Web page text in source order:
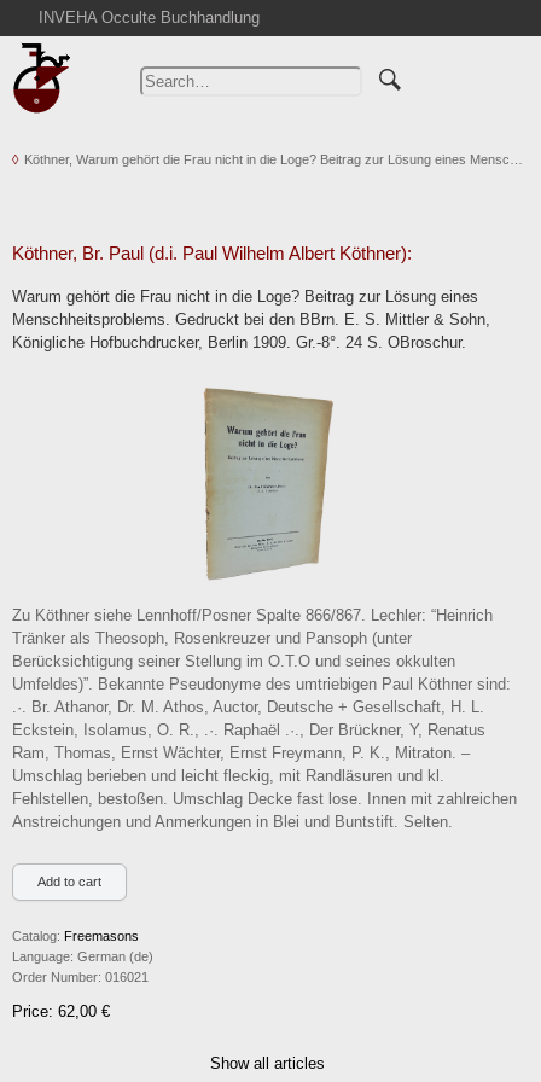
INVEHA Occulte Buchhandlung
Home
Advanced Search
Cart
Contact
Terms
Köthner, Warum gehört die Frau nicht in die Loge? Beitrag zur Lösung eines Mensc…
Köthner, Br. Paul (d.i. Paul Wilhelm Albert Köthner):
Warum gehört die Frau nicht in die Loge? Beitrag zur Lösung eines
Menschheitsproblems. Gedruckt bei den BBrn. E. S. Mittler & Sohn,
Königliche Hofbuchdrucker, Berlin 1909. Gr.-8°. 24 S. OBroschur.
Zu Köthner siehe Lennhoff/Posner Spalte 866/867. Lechler: “Heinrich
Tränker als Theosoph, Rosenkreuzer und Pansoph (unter
Berücksichtigung seiner Stellung im O.T.O und seines okkulten
Umfeldes)”. Bekannte Pseudonyme des umtriebigen Paul Köthner sind:
.·. Br. Athanor, Dr. M. Athos, Auctor, Deutsche + Gesellschaft, H. L.
Eckstein, Isolamus, O. R., .·. Raphaël .·., Der Brückner, Y, Renatus
Ram, Thomas, Ernst Wächter, Ernst Freymann, P. K., Mitraton. –
Umschlag berieben und leicht fleckig, mit Randläsuren und kl.
Fehlstellen, bestoßen. Umschlag Decke fast lose. Innen mit zahlreichen
Anstreichungen und Anmerkungen in Blei und Buntstift. Selten.
Catalog: Freemasons
Language: German (de)
Order Number: 016021
Price: 62,00 €
Show all articles